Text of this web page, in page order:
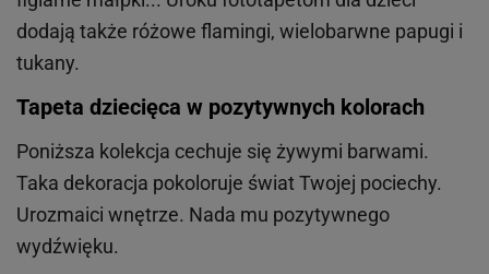
dodają także różowe flamingi, wielobarwne papugi i
tukany.
Tapeta dziecięca w pozytywnych kolorach
Poniższa kolekcja cechuje się żywymi barwami.
Taka dekoracja pokoloruje świat Twojej pociechy.
Urozmaici wnętrze. Nada mu pozytywnego
wydźwięku.